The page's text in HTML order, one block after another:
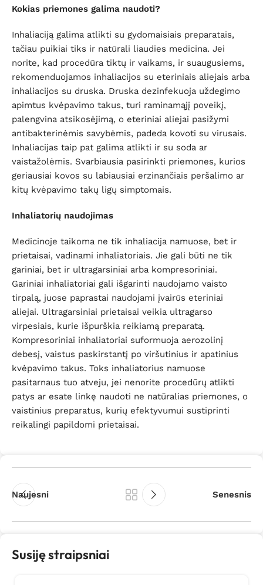
Kokias priemones galima naudoti?
Inhaliaciją galima atlikti su gydomaisiais preparatais,
tačiau puikiai tiks ir natūrali liaudies medicina. Jei
norite, kad procedūra tiktų ir vaikams, ir suaugusiems,
rekomenduojamos inhaliacijos su eteriniais aliejais arba
inhaliacijos su druska. Druska dezinfekuoja uždegimo
apimtus kvėpavimo takus, turi raminamąjį poveikį,
palengvina atsikosėjimą, o eteriniai aliejai pasižymi
antibakterinėmis savybėmis, padeda kovoti su virusais.
Inhaliacijas taip pat galima atlikti ir su soda ar
vaistažolėmis. Svarbiausia pasirinkti priemones, kurios
geriausiai kovos su labiausiai erzinančiais peršalimo ar
kitų kvėpavimo takų ligų simptomais.
Inhaliatorių naudojimas
Medicinoje taikoma ne tik inhaliacija namuose, bet ir
prietaisai, vadinami inhaliatoriais. Jie gali būti ne tik
gariniai, bet ir ultragarsiniai arba kompresoriniai.
Gariniai inhaliatoriai gali išgarinti naudojamo vaisto
tirpalą, juose paprastai naudojami įvairūs eteriniai
aliejai. Ultragarsiniai prietaisai veikia ultragarso
virpesiais, kurie išpurškia reikiamą preparatą.
Kompresoriniai inhaliatoriai suformuoja aerozolinį
debesį, vaistus paskirstantį po viršutinius ir apatinius
kvėpavimo takus. Toks inhaliatorius namuose
pasitarnaus tuo atveju, jei nenorite procedūrų atlikti
patys ar esate linkę naudoti ne natūralias priemones, o
vaistinius preparatus, kurių efektyvumui sustiprinti
reikalingi papildomi prietaisai.
Naujesni Senesnis
Susiję straipsniai